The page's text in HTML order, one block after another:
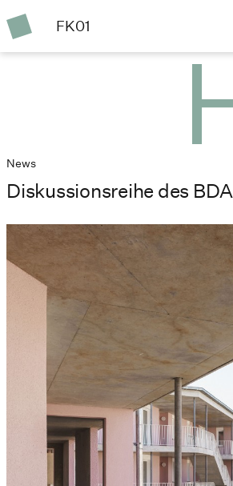
FK01
News
Diskussionsreihe des BDA